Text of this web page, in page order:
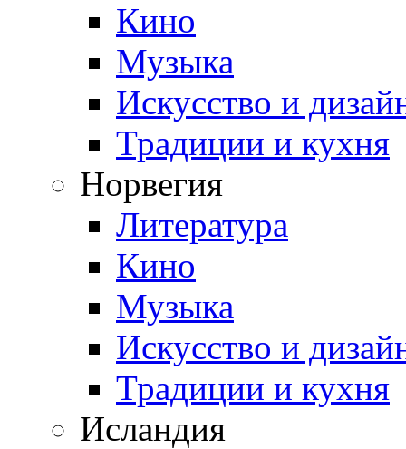
Кино
Музыка
Искусство и
Традиции и кухня
Норвегия
Литература
Кино
Музыка
Искусство и
Традиции и кухня
Исландия